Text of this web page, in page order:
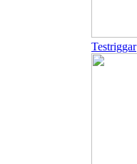
Testriggar